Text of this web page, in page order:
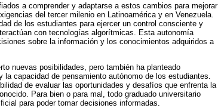
a comprender y adaptarse a estos cambios para mejorar
del tercer milenio en Latinoamérica y en Venezuela.
de los estudiantes para ejercer un control consciente y
con tecnologías algorítmicas. Esta autonomía
sobre la información y los conocimientos adquiridos a
nuevas posibilidades, pero también ha planteado
capacidad de pensamiento autónomo de los estudiantes.
de evaluar las oportunidades y desafíos que enfrenta la
Para bien o para mal, todo graduado universitario
para poder tomar decisiones informadas.